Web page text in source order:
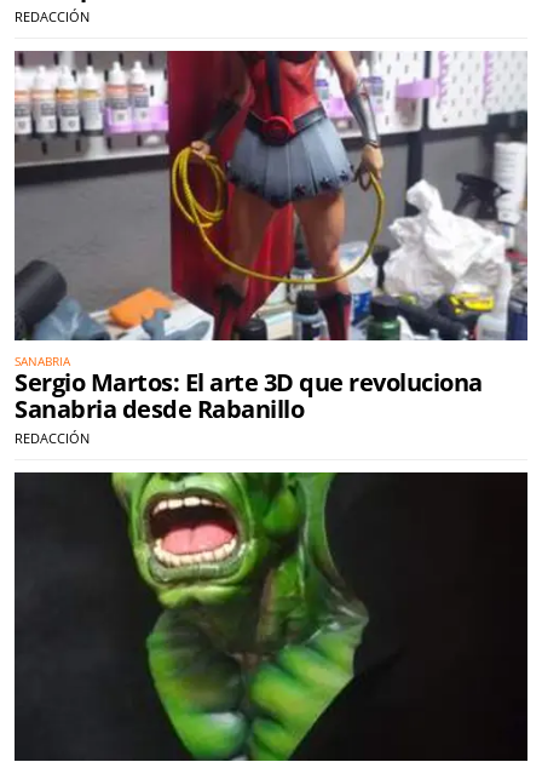
REDACCIÓN
SANABRIA
Sergio Martos: El arte 3D que revoluciona
Sanabria desde Rabanillo
REDACCIÓN